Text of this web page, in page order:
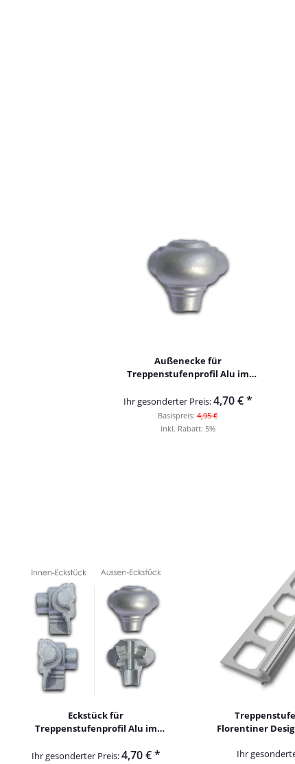
Außenecke für
Treppenstufenprofil Alu im
Ihr gesonderter Preis:4,70 €*
Basispreis: 4,95 €
inkl. Rabatt: 5%
Eckstück für
Treppenstufenprofil Alu im
Ihr gesonderter Preis:4,70 €*
Florentiner
Ihr